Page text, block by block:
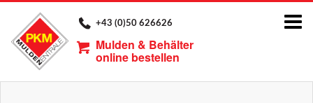
+43 (0)50 626626
Mulden & Behälter
online bestellen